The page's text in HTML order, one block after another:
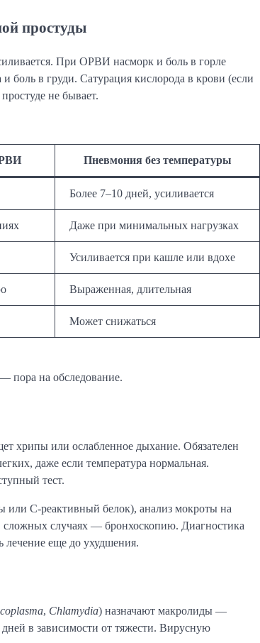
простуды
При ОРВИ насморк и боль в горле
в груди. Сатурация кислорода в крови (если
не бывает.
Пневмония без температуры
Более 7–10 дней, усиливается
Даже при минимальных нагрузках
Усиливается при кашле или вдохе
Выраженная, длительная
Может снижаться
пора на обследование.
хрипы или ослабленное дыхание. Обязателен
даже если температура нормальная.
тест.
С-реактивный белок), анализ мокроты на
сложных случаях — бронхоскопию. Диагностика
лечение еще до ухудшения.
, Chlamydia) назначают макролиды —
в зависимости от тяжести. Вирусную